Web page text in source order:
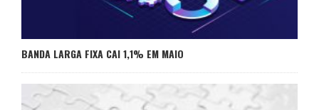
BANDA LARGA FIXA CAI 1,1% EM MAIO